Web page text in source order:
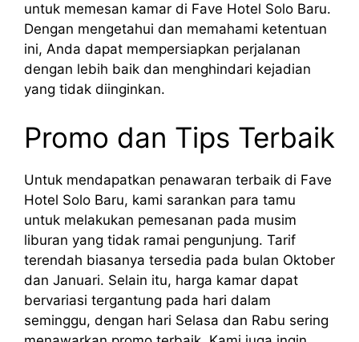
untuk memesan kamar di Fave Hotel Solo Baru.
Dengan mengetahui dan memahami ketentuan
ini, Anda dapat mempersiapkan perjalanan
dengan lebih baik dan menghindari kejadian
yang tidak diinginkan.
Promo dan Tips Terbaik
Untuk mendapatkan penawaran terbaik di Fave
Hotel Solo Baru, kami sarankan para tamu
untuk melakukan pemesanan pada musim
liburan yang tidak ramai pengunjung. Tarif
terendah biasanya tersedia pada bulan Oktober
dan Januari. Selain itu, harga kamar dapat
bervariasi tergantung pada hari dalam
seminggu, dengan hari Selasa dan Rabu sering